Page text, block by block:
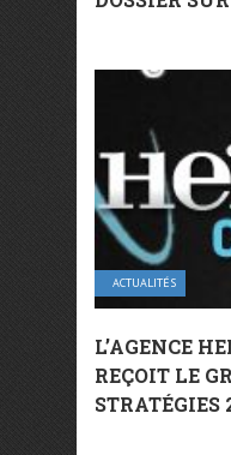
ACTUALITÉS
L’AGENCE
REÇOIT LE
STRATÉGIES